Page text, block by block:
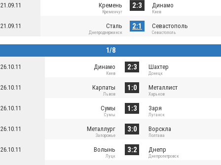
21.09.11 Кремень
Кременчуг
2:3 Динамо
Киев
21.09.11 Сталь
Днепродзержинск
2:1 Севастополь
Севастополь
1/8
26.10.11 Динамо
Киев
2:3 Шахтер
Донецк
26.10.11 Карпаты
Львов
1:0 Металлист
Харьков
26.10.11 Сумы
Сумы
1:3 Заря
Луганск
26.10.11 Металлург
Запорожье
3:0 Ворскла
Полтава
26.10.11 Волынь
Луцк
3:2 Днепр
Днепропетровск